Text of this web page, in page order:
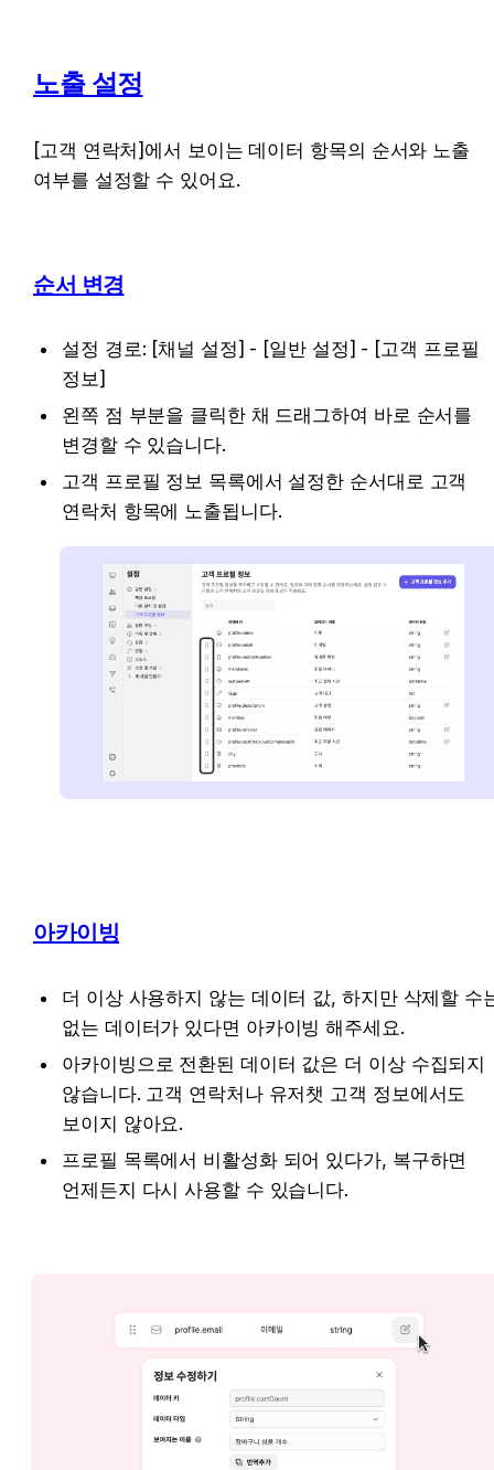
노출 설정
[고객 연락처]에서 보이는 데이터 항목의 순서와 노출
여부를 설정할 수 있어요.
순서 변경
설정 경로: [채널 설정] - [일반 설정] - [고객 프로필
정보]
왼쪽 점 부분을 클릭한 채 드래그하여 바로 순서를
변경할 수 있습니다.
고객 프로필 정보 목록에서 설정한 순서대로 고객
연락처 항목에 노출됩니다.
아카이빙
더 이상 사용하지 않는 데이터 값, 하지만 삭제할 수
없는 데이터가 있다면 아카이빙 해주세요.
아카이빙으로 전환된 데이터 값은 더 이상 수집되지
않습니다. 고객 연락처나 유저챗 고객 정보에서도
보이지 않아요.
프로필 목록에서 비활성화 되어 있다가, 복구하면
언제든지 다시 사용할 수 있습니다.